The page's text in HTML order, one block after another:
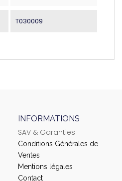
T030009
INFORMATIONS
SAV & Garanties
Conditions Générales de
Ventes
Mentions légales
Contact